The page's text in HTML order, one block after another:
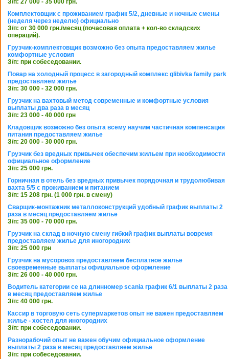
З/п: 27 000 - 35 000 грн.
Комплектовщик с проживанием график 5/2, дневные и ночные смены
(неделя через неделю) официально
З/п: от 30 000 грн./месяц (почасовая оплата + кол-во складских
операций).
Грузчик-комплектовщик возможно без опыта предоставляем жилье
комфортные условия
З/п: при собеседовании.
Повар на холодный процесс в загородный комплекс glibivka family park
предоставляем жилье
З/п: 30 000 - 32 000 грн.
Грузчик на вахтовый метод современные и комфортные условия
выплаты два раза в месяц
З/п: 23 000 - 40 000 грн
Кладовщик возможно без опыта всему научим частичная компенсация
питания предоставляем жилье
З/п: 20 000 - 30 000 грн.
Грузчик без вредных привычек обеспечим жильем при необходимости
официальное оформление
З/п: 25 000 грн.
Горничная в отель без вредных привычек порядочная и трудолюбивая
вахта 5/5 с проживанием и питанием
З/п: 15 208 грн. (1 000 грн. в смену)
Сварщик-монтажник металлоконструкций удобный график выплаты 2
раза в месяц предоставляем жилье
З/п: 35 000 - 70 000 грн.
Грузчик на склад в ночную смену гибкий график выплаты вовремя
предоставляем жилье для иногородних
З/п: 25 000 грн
Грузчик на мусоровоз предоставляем бесплатное жилье
своевременные выплаты официальное оформление
З/п: 26 000 - 40 000 грн.
Водитель категории се на длинномер scania график 6/1 выплаты 2 раза
в месяц предоставляем жилье
З/п: 40 000 грн.
Кассир в торговую сеть супермаркетов опыт не важен предоставляем
жилье - хостел для иногородних
З/п: при собеседовании.
Разнорабочий опыт не важен обучим официальное оформление
выплаты 2 раза в месяц предоставляем жилье
З/п: при собеседовании.